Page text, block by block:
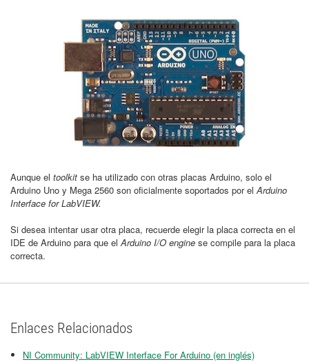
Aunque el toolkit se ha utilizado con otras placas Arduino, solo el
Arduino Uno y Mega 2560 son oficialmente soportados por elArduino
Interface for LabVIEW.
Si desea intentar usar otra placa, recuerde elegir la placa correcta en el
IDE de Arduino para que elArduino I/O engine se compile para la placa
correcta.
Enlaces Relacionados
NI Community: LabVIEW Interface For Arduino (en inglés)